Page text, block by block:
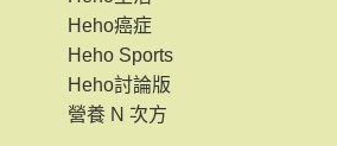
Heho癌症
Heho Sports
Heho討論版
營養 N 次方